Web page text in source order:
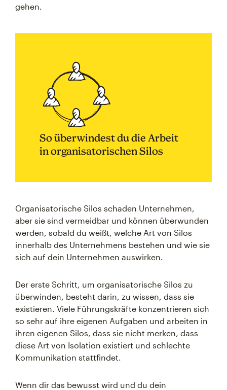
gehen.
So überwindest du die Arbeit
in organisatorischen Silos
Organisatorische Silos schaden Unternehmen,
aber sie sind vermeidbar und können überwunden
werden, sobald du weißt, welche Art von Silos
innerhalb des Unternehmens bestehen und wie sie
sich auf dein Unternehmen auswirken.
Der erste Schritt, um organisatorische Silos zu
überwinden, besteht darin, zu wissen, dass sie
existieren. Viele Führungskräfte konzentrieren sich
so sehr auf ihre eigenen Aufgaben und arbeiten in
ihren eigenen Silos, dass sie nicht merken, dass
diese Art von Isolation existiert und schlechte
Kommunikation stattfindet.
Wenn dir das bewusst wird und du dein